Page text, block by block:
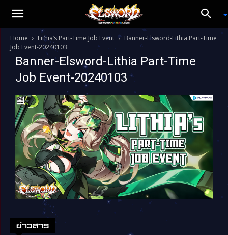
Home Lithia’s Part-Time Job Event
Banner-Elsword-Lithia Part-Time
Job Event-20240103
Banner-Elsword-Lithia Part-Time
Job Event-20240103
ข่าวสาร